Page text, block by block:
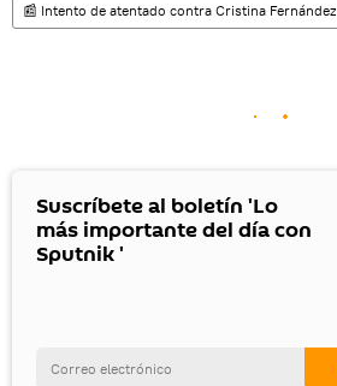
📰 Intento de atentado contra Cristina Fernández
Suscríbete al boletín 'Lo
más importante del día con
Sputnik '